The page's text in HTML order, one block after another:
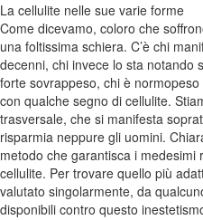
La cellulite nelle sue varie forme
Come dicevamo, coloro che
una foltissima schiera. C’è chi
decenni, chi invece lo sta notando
forte sovrappeso, chi è
con qualche segno di cellulite.
trasversale, che si manifesta
risparmia neppure gli uomini.
metodo che garantisca i
cellulite. Per trovare quello più
valutato singolarmente, da
disponibili contro questo